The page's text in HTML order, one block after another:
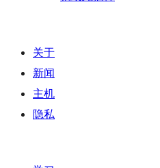
关于
新闻
主机
隐私